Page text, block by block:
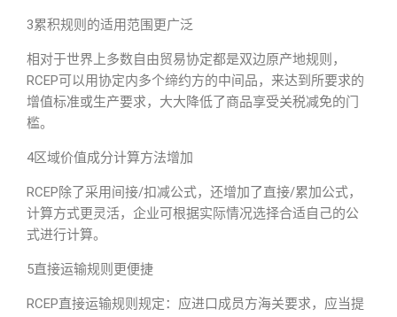
3累积规则的适用范围更广泛
相对于世界上多数自由贸易协定都是双边原产地规则，
RCEP可以用协定内多个缔约方的中间品，来达到所要求的
增值标准或生产要求，大大降低了商品享受关税减免的门
槛。
4区域价值成分计算方法增加
RCEP除了采用间接/扣减公式，还增加了直接/累加公式，
计算方式更灵活，企业可根据实际情况选择合适自己的公
式进行计算。
5直接运输规则更便捷
RCEP直接运输规则规定：应进口成员方海关要求，应当提